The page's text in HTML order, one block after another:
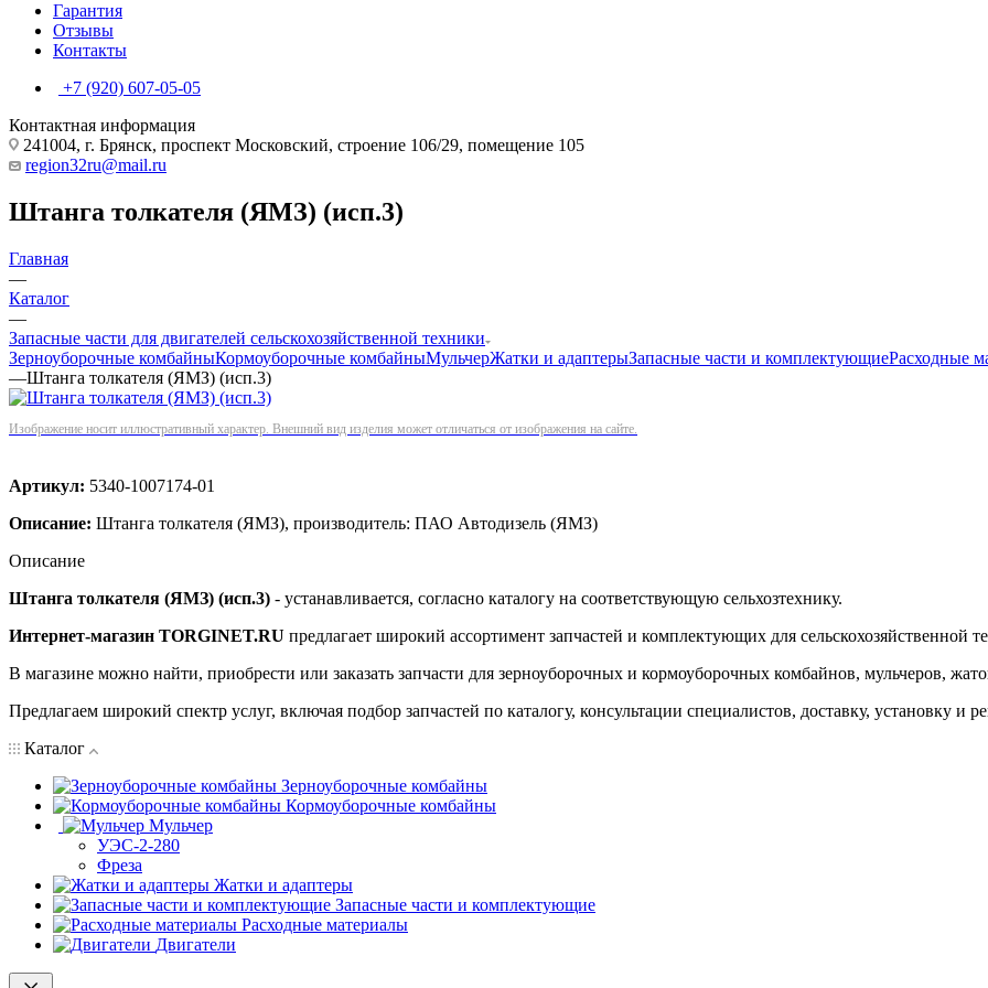
Гарантия
Отзывы
Контакты
+7 (920) 607-05-05
Контактная информация
241004, г. Брянск, проспект Московский, строение 106/29, помещение 105
region32ru@mail.ru
Штанга толкателя (ЯМЗ) (исп.3)
Главная
—
Каталог
—
Запасные части для двигателей сельскохозяйственной техники
Зерноуборочные комбайныКормоуборочные комбайныМульчерЖатки и адаптерыЗапасные части и комплектующиеРасходные
—Штанга толкателя (ЯМЗ) (исп.3)
Изображение носит иллюстративный характер. Внешний вид изделия может отличаться от изображения на сайте.
Артикул: 5340-1007174-01
Описание: Штанга толкателя (ЯМЗ), производитель: ПАО Автодизель (ЯМЗ)
Описание
Штанга толкателя (ЯМЗ) (исп.3) - устанавливается, согласно каталогу на соответствующую сельхозтехнику.
Интернет-магазин TORGINET.RU предлагает широкий ассортимент запчастей и комплектующих для сельскохозяйственной
В магазине можно найти, приобрести или заказать запчасти для зерноуборочных и кормоуборочных комбайнов, мульчеров,
Предлагаем широкий спектр услуг, включая подбор запчастей по каталогу, консультации специалистов, доставку, установку и
Каталог
Зерноуборочные комбайны
Кормоуборочные комбайны
Мульчер
УЭС-2-280
Фреза
Жатки и адаптеры
Запасные части и комплектующие
Расходные материалы
Двигатели